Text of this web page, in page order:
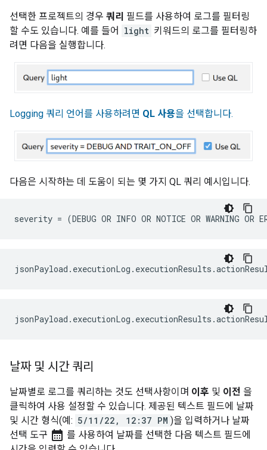
선택한 프로젝트의 경우 쿼리 필드를 사용하여 로그를 필터링
할 수도 있습니다. 예를 들어
light 키워드의 로그를 필터링하
려면 다음을 실행합니다.
Logging 쿼리 언어를 사용하려면 QL 사용을 선택합니다.
다음은 시작하는 데 도움이 되는 몇 가지 QL 쿼리 예시입니다.
날짜 및 시간 쿼리
날짜별로 로그를 쿼리하는 것도 선택사항이며 이후 및 이전 을
클릭하여 사용 설정할 수 있습니다. 제공된 텍스트 필드에 날짜
및 시간 형식(예: 5/11/22, 12:37 PM )을 입력하거나 날짜
선택 도구 calendar_month 를 사용하여 날짜를 선택한 다음 텍스트 필드에